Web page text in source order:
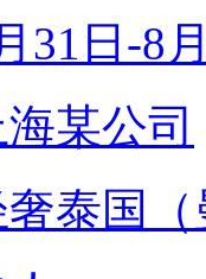
31日-8
某公司
泰国